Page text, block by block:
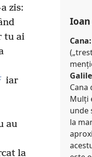
zis:
tu ai
iar
au
la
Ioan
Cana:
Cana
Mulți
unde
la